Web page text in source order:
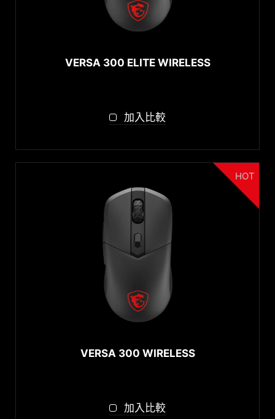
VERSA 300 ELITE WIRELESS
加入比較
HOT
VERSA 300 WIRELESS
加入比較